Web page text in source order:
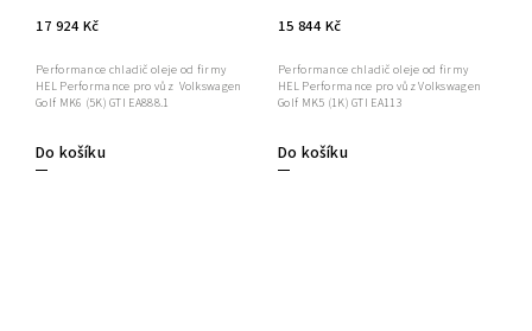
17 924 Kč
Do košíku
Performance chladič oleje od firmy
HEL Performance pro vůz Volkswagen
Golf MK6 (5K) GTI EA888.1
15 844 Kč
Do košíku
Performance chladič oleje od firmy
HEL Performance pro vůz Volkswagen
Golf MK5 (1K) GTI EA113